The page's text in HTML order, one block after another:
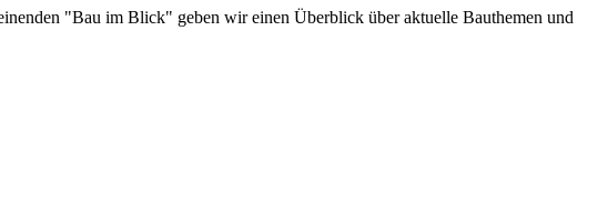
"Bau im Blick" geben wir einen Überblick über aktuelle Bauthemen und